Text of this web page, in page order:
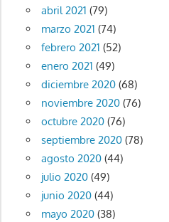
abril 2021 (79)
marzo 2021 (74)
febrero 2021 (52)
enero 2021 (49)
diciembre 2020(68)
noviembre 2020(76)
octubre 2020(76)
septiembre 2020(78)
agosto 2020(44)
julio 2020(49)
junio 2020(44)
mayo 2020(38)